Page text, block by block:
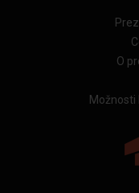
O
Možnosti